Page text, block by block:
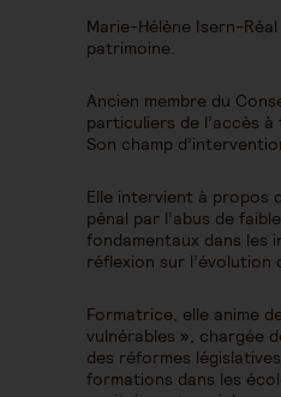
Marie-Hélène Isern-
patrimoine.
Ancien membre du
particuliers de l’accès
Son champ
Elle intervient à propos
pénal par l’abus de
fondamentaux dans les
réflexion sur l’évolution
Formatrice, elle anime
vulnérables », chargée
des réformes
formations dans les